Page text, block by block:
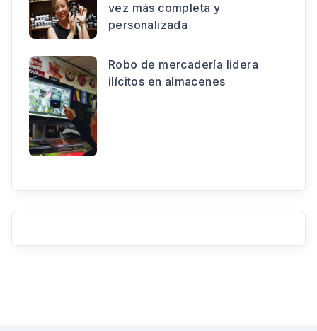
vez más completa y
personalizada
Robo de mercadería lidera
ilícitos en almacenes